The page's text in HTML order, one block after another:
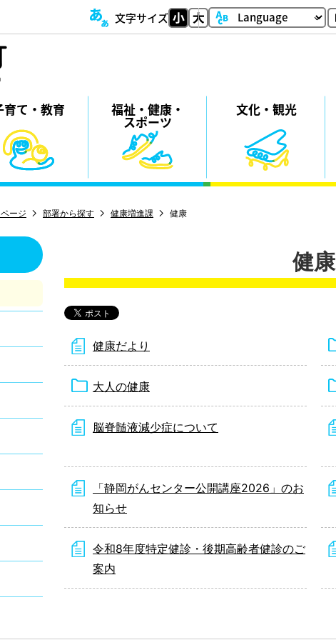
文字サイズ
育て・教育 福祉・ 健康・
スポーツ
⽂化・ 観光
ージ 部署から探す 健康増進課 健康
健康
健康だより
大人の健康
脳脊髄液減少症について
「静岡がんセンター公開講座2026」のお
知らせ
令和8年度特定健診・後期高齢者健診のご
案内